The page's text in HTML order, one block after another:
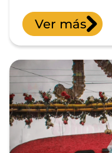
Ver más